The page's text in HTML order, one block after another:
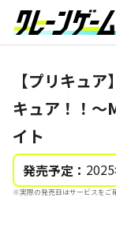
【プリキュ
キュア！！～
イト
発売予定：
※実際の発売日はサービスをご